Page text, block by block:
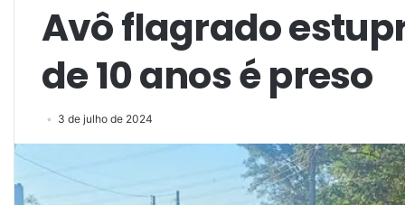
Avô flagrado
de 10 anos é preso
3 de julho de 2024